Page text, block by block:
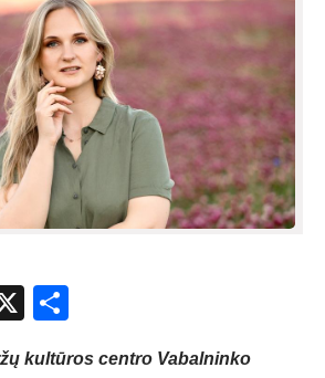
X
kultūros centro Vabalninko